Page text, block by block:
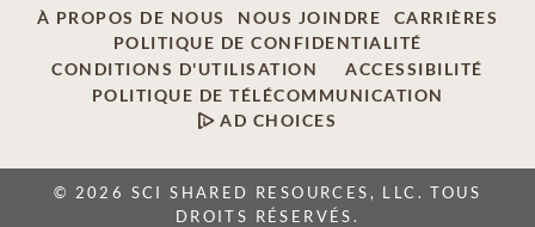
À PROPOS DE NOUS NOUS JOINDRE
CARRIÈRES
POLITIQUE DE CONFIDENTIALITÉ
CONDITIONS D'UTILISATION
ACCESSIBILITÉ
POLITIQUE DE TÉLÉCOMMUNICATION
AD CHOICES
© 2026 SCI SHARED RESOURCES, LLC. TOUS
DROITS RÉSERVÉS.